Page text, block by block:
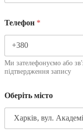
Телефон *
Ми зателефонуємо або
підтвердження запису
Оберіть місто